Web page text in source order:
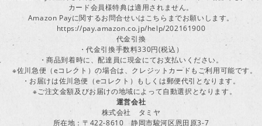
カード会員様特典は適用されません。
Amazon Payに関するお問合せいはこちらまでお願いします。
https://pay.amazon.co.jp/help/202161900
代金引換
・代金引換手数料330円(税込）
・商品到着時に、配達員に現金にてお支払いください。
※佐川急便（eコレクト）の場合は、クレジットカードもご利用可能です。
・お届けは佐川急便（eコレクト）もしくは郵便代引となります。
※ご注文金額及びお届けの地域によって自動選択となります。
運営会社
株式会社 タミヤ
所在地：〒422-8610 静岡市駿河区恩田原3-7